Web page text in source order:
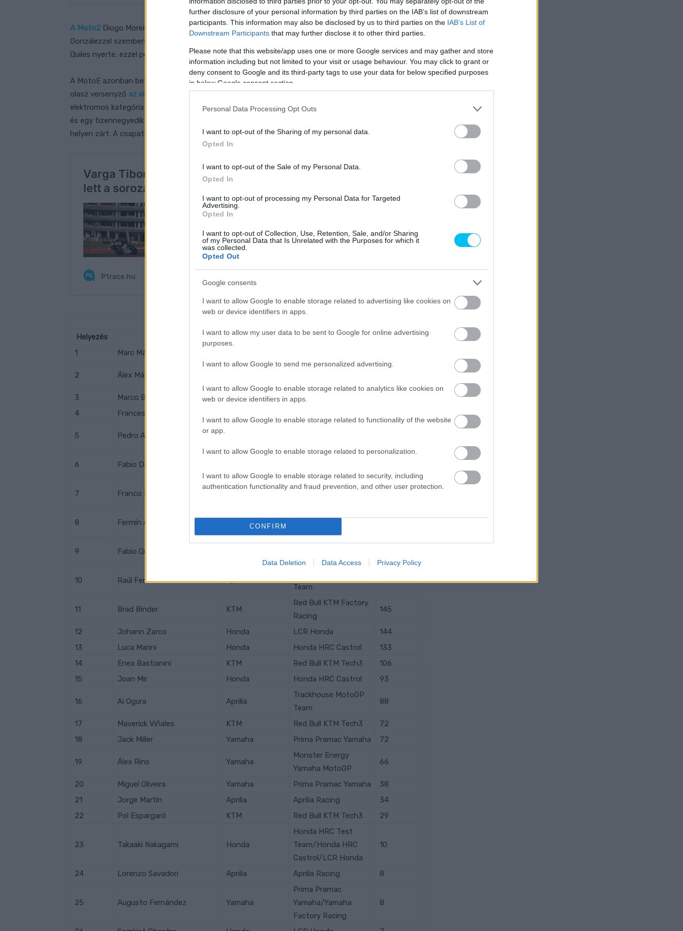
further disclosure of your personal information by third parties on the IAB’s list of downstream
participants. This information may also be disclosed by us to third parties on the IAB’s List of
Downstream Participants that may further disclose it to other third parties.
Please note that this website/app uses one or more Google services and may gather and store
information including but not limited to your visit or usage behaviour. You may click to grant or
deny consent to Google and its third-party tags to use your data for below specified purposes
in below Google consent section.
Personal Data Processing Opt Outs
I want to opt-out of the Sharing of my personal data.
Opted In
I want to opt-out of the Sale of my Personal Data.
Opted In
I want to opt-out of processing my Personal Data for Targeted
Advertising.
Opted In
I want to opt-out of Collection, Use, Retention, Sale, and/or Sharing
of my Personal Data that Is Unrelated with the Purposes for which it
was collected.
Opted Out
Google consents
I want to allow Google to enable storage related to advertising like cookies on
web or device identifiers in apps.
I want to allow my user data to be sent to Google for online advertising
purposes.
I want to allow Google to send me personalized advertising.
I want to allow Google to enable storage related to analytics like cookies on
web or device identifiers in apps.
I want to allow Google to enable storage related to functionality of the website
or app.
I want to allow Google to enable storage related to personalization.
I want to allow Google to enable storage related to security, including
authentication functionality and fraud prevention, and other user protection.
CONFIRM
Data Deletion Data Access Privacy Policy
A Moto2 Diogo Moreira győzelmével zárult, ezzel pedig 24 pontra növelte az előnyét Manuel
Gonzálezzel szemben, akit csak a hatodik helyen intett le a kockás zászló.
Quiles nyerte, ezzel pedig 8 egységnyire közelítette meg a másodikként befutó Ángel Piquerast.
A MotoE azonban befejeződött, az újdonsült világbajnokot pedig Alessandro Zacconénak hívják. Az
olasz versenyző az első futamot
meg is tudta nyerni, a másodikat pedig a negyedik helyen zárta. Az
elektromos kategória jelenkori utolsó viadalát Óscar Gutiérrez zsebelte be. Varga Tibor egy kieséssel
és egy tizennegyedik pozícióval fejezte be a szezont, a világbajnoki tabellán pedig a tizenötödik
helyen zárt. A csapatok elszámolását az LCR húzta be.
Helyezés
Motor Csapat
Pont
1
Marc Márquez
2 Álex Márquez
Team BK8 Gresini
3 Marco Bezzecchi Aprilia Aprilia Racing
4
Francesco Bagnaia
5 Pedro Acosta
6 Fabio Di Giannantonio
Pertamina Enduro
VR46 Racing Team
7 Franco Morbidelli
Pertamina Enduro
8 Fermín Aldeguer
Team BK8 Gresini
9 Fabio Quartararo
Monster Energy
Yamaha MotoGP
10 Raúl Fernández Aprilia
Team
146
11 Brad Binder KTM
Red Bull KTM Factory
Racing
145
12 Johann Zarco Honda LCR Honda
144
13
Luca Marini Honda Honda HRC Castrol
133
14
Enea Bastianini KTM Red Bull KTM Tech3
106
15
Joan Mir Honda Honda HRC Castrol 93
16 Ai Ogura Aprilia
Trackhouse MotoGP
Team
88
17 Maverick Viñales KTM Red Bull KTM Tech3
72
18
Jack Miller Yamaha Prima Pramac Yamaha 72
19 Álex Rins Yamaha
Monster Energy
Yamaha MotoGP
66
20 Miguel Oliveira Yamaha Prima Pramac Yamaha
38
21
Jorge Martín Aprilia Aprilia Racing
34
22
Pol Espargaró KTM Red Bull KTM Tech3 29
23 Takaaki Nakagami Honda
Honda HRC Test
Team/Honda HRC
Castrol/LCR Honda
10
24 Lorenzo Savadori Aprilia Aprilia Racing 8
25 Augusto Fernández Yamaha
Prima Pramac
Yamaha/Yamaha
Factory Racing
8